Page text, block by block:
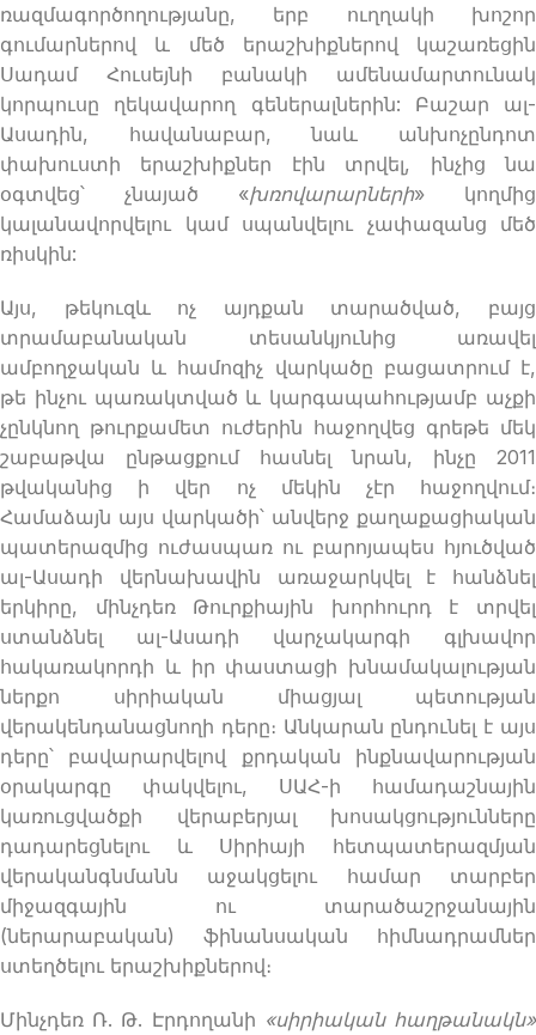
ռազմագործողությանը, երբ ուղղակի խոշոր
գումարներով և մեծ երաշխիքներով կաշառեցին
Սադամ Հուսեյնի բանակի ամենամարտունակ
կորպուսը ղեկավարող գեներալներին: Բաշար ալ-
Ասադին, հավանաբար, նաև անխոչընդոտ
փախուստի երաշխիքներ էին տրվել, ինչից նա
օգտվեց՝ չնայած «խռովարարների» կողմից
կալանավորվելու կամ սպանվելու չափազանց մեծ
ռիսկին:
Այս, թեկուզև ոչ այդքան տարածված, բայց
տրամաբանական տեսանկյունից առավել
ամբողջական և համոզիչ վարկածը բացատրում է,
թե ինչու պառակտված և կարգապահությամբ աչքի
չընկնող թուրքամետ ուժերին հաջողվեց գրեթե մեկ
շաբաթվա ընթացքում հասնել նրան, ինչը 2011
թվականից ի վեր ոչ մեկին չէր հաջողվում։
Համաձայն այս վարկածի՝ անվերջ քաղաքացիական
պատերազմից ուժասպառ ու բարոյապես հյուծված
ալ-Ասադի վերնախավին առաջարկվել է հանձնել
երկիրը, մինչդեռ Թուրքիային խորհուրդ է տրվել
ստանձնել ալ-Ասադի վարչակարգի գլխավոր
հակառակորդի և իր փաստացի խնամակալության
ներքո սիրիական միացյալ պետության
վերակենդանացնողի դերը։ Անկարան ընդունել է այս
դերը՝ բավարարվելով քրդական ինքնավարության
օրակարգը փակվելու, ՍԱՀ-ի համադաշնային
կառուցվածքի վերաբերյալ խոսակցությունները
դադարեցնելու և Սիրիայի հետպատերազմյան
վերականգնմանն աջակցելու համար տարբեր
միջազգային ու տարածաշրջանային
(ներարաբական) ֆինանսական հիմնադրամներ
ստեղծելու երաշխիքներով։
Մինչդեռ Ռ. Թ. Էրդողանի «սիրիական հաղթանակն»